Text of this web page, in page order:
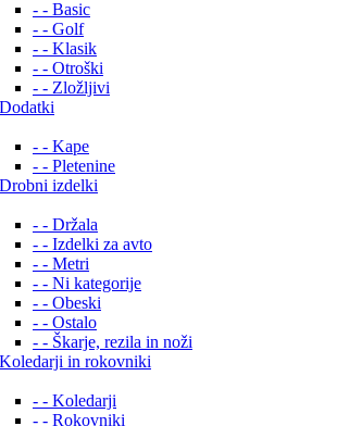
- - Basic
- - Golf
- - Klasik
- - Otroški
- - Zložljivi
- - Kape
- - Pletenine
izdelki
- - Držala
- - Izdelki za avto
- - Metri
- - Ni kategorije
- - Obeski
- - Ostalo
- - Škarje, rezila in noži
in rokovniki
- - Koledarji
- - Rokovniki